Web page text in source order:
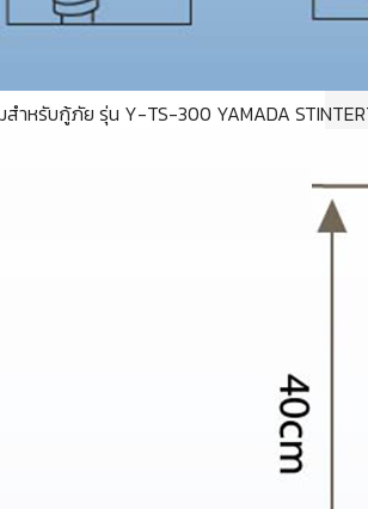
สำหรับกู้ภัย รุ่น Y-TS-300 YAMADA